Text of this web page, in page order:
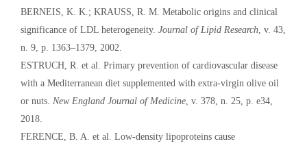
BERNEIS, K. K.; KRAUSS, R. M. Metabolic origins and clinical
significance of LDL heterogeneity. Journal of Lipid Research , v. 43,
n. 9, p. 1363–1379, 2002.
ESTRUCH, R. et al. Primary prevention of cardiovascular disease
with a Mediterranean diet supplemented with extra-virgin olive oil
or nuts. New England Journal of Medicine , v. 378, n. 25, p. e34,
2018.
FERENCE, B. A. et al. Low-density lipoproteins cause